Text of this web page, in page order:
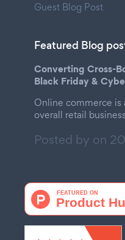
Guest Blog Post
Featured Blog
Converting Cross-
Black Friday &
Online commerce is
overall retail
Posted by on